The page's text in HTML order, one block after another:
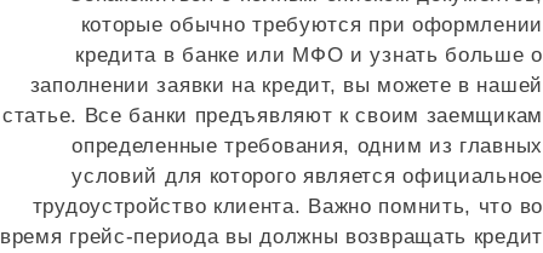
которые обычно требуются при оформлении
кредита в банке или МФО и узнать больше о
заполнении заявки на кредит, вы можете в нашей
статье. Все банки предъявляют к своим заемщикам
определенные требования, одним из главных
условий для которого является официальное
трудоустройство клиента. Важно помнить, что во
время грейс-периода вы должны возвращать кредит